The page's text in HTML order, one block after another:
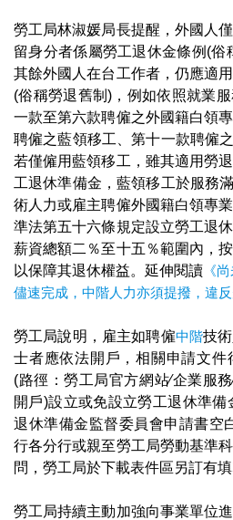
勞工局林淑媛局長提醒，外國人
留身分者係屬勞工退休金條例(俗
其餘外國人在台工作者，仍應適
(俗稱勞退舊制)，例如依照就業
一款至第六款聘僱之外國籍白領
聘僱之藍領移工、第十一款聘僱
若僅僱用藍領移工，雖其適用勞
工退休準備金，藍領移工於服務
術人力或雇主聘僱外國籍白領專
準法第五十六條規定設立勞工退
薪資總額二％至十五％範圍內，
以保障其退休權益。延伸閱讀 《
儘速完成，中階人力亦須提撥，違反
勞工局說明，雇主如聘僱中階技
士者應依法開戶，相關申請文
(路徑：勞工局官方網站∕企業服
開戶)設立或免設立勞工退休準備
退休準備金監督委員會申請書空
行各分行或親至勞工局勞動基準
問，勞工局於下載表件區另訂有
勞工局持續主動加強向事業單位